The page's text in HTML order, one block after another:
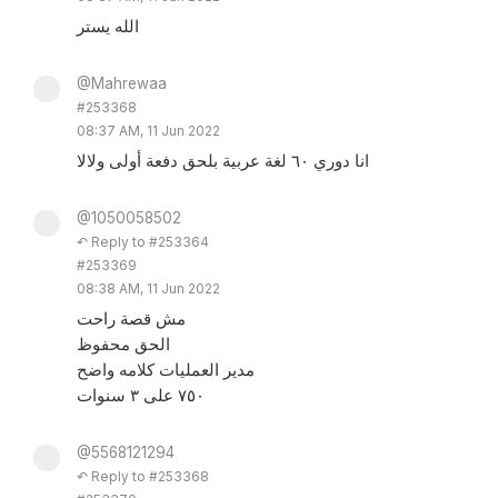
الله يستر
@Mahrewaa
#253368
08:37 AM, 11 Jun 2022
انا دوري ٦٠ لغة عربية بلحق دفعة أولى ولالا
@1050058502
↶ Reply to #253364
#253369
08:38 AM, 11 Jun 2022
مش قصة راحت
الحق محفوظ
مدير العمليات كلامه واضح
٧٥٠ على ٣ سنوات
@5568121294
↶ Reply to #253368